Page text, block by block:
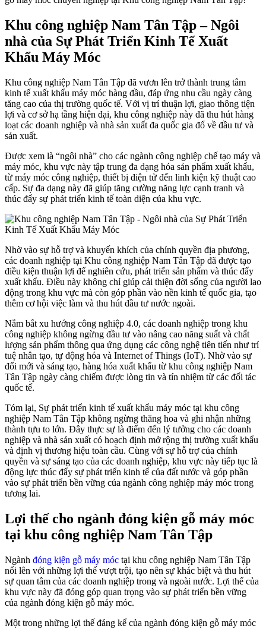
Khu công nghiệp Nam Tân Tập – Ngôi
nhà của Sự Phát Triển Kinh Tế Xuất
Khẩu Máy Móc
Khu công nghiệp Nam Tân Tập đã vươn lên trở thành trung tâm
kinh tế xuất khẩu máy móc hàng đầu, đáp ứng nhu cầu ngày càng
tăng cao của thị trường quốc tế. Với vị trí thuận lợi, giao thông tiện
lợi và cơ sở hạ tầng hiện đại, khu công nghiệp này đã thu hút hàng
loạt các doanh nghiệp và nhà sản xuất đa quốc gia đổ về đầu tư và
sản xuất.
Được xem là “ngôi nhà” cho các ngành công nghiệp chế tạo máy và
máy móc, khu vực này tập trung đa dạng hóa sản phẩm xuất khẩu,
từ máy móc công nghiệp, thiết bị điện tử đến linh kiện kỹ thuật cao
cấp. Sự đa dạng này đã giúp tăng cường năng lực cạnh tranh và
thúc đẩy sự phát triển kinh tế toàn diện của khu vực.
Nhờ vào sự hỗ trợ và khuyến khích của chính quyền địa phương,
các doanh nghiệp tại Khu công nghiệp Nam Tân Tập đã được tạo
điều kiện thuận lợi để nghiên cứu, phát triển sản phẩm và thúc đẩy
xuất khẩu. Điều này không chỉ giúp cải thiện đời sống của người lao
động trong khu vực mà còn góp phần vào nền kinh tế quốc gia, tạo
thêm cơ hội việc làm và thu hút đầu tư nước ngoài.
Nắm bắt xu hướng công nghiệp 4.0, các doanh nghiệp trong khu
công nghiệp không ngừng đầu tư vào nâng cao năng suất và chất
lượng sản phẩm thông qua ứng dụng các công nghệ tiên tiến như trí
tuệ nhân tạo, tự động hóa và Internet of Things (IoT). Nhờ vào sự
đổi mới và sáng tạo, hàng hóa xuất khẩu từ khu công nghiệp Nam
Tân Tập ngày càng chiếm được lòng tin và tín nhiệm từ các đối tác
quốc tế.
Tóm lại, Sự phát triển kinh tế xuất khẩu máy móc tại khu công
nghiệp Nam Tân Tập không ngừng thăng hoa và ghi nhận những
thành tựu to lớn. Đây thực sự là điểm đến lý tưởng cho các doanh
nghiệp và nhà sản xuất có hoạch định mở rộng thị trường xuất khẩu
và định vị thương hiệu toàn cầu. Cùng với sự hỗ trợ của chính
quyền và sự sáng tạo của các doanh nghiệp, khu vực này tiếp tục là
động lực thúc đẩy sự phát triển kinh tế của đất nước và góp phần
vào sự phát triển bền vững của ngành công nghiệp máy móc trong
tương lai.
Lợi thế cho ngành đóng kiện gỗ máy móc
tại khu công nghiệp Nam Tân Tập
Ngành đóng kiện gỗ máy móc tại khu công nghiệp Nam Tân Tập
nổi lên với những lợi thế vượt trội, tạo nên sự khác biệt và thu hút
sự quan tâm của các doanh nghiệp trong và ngoài nước. Lợi thế của
khu vực này đã đóng góp quan trọng vào sự phát triển bền vững
của ngành đóng kiện gỗ máy móc.
Một trong những lợi thế đáng kể của ngành đóng kiện gỗ máy móc